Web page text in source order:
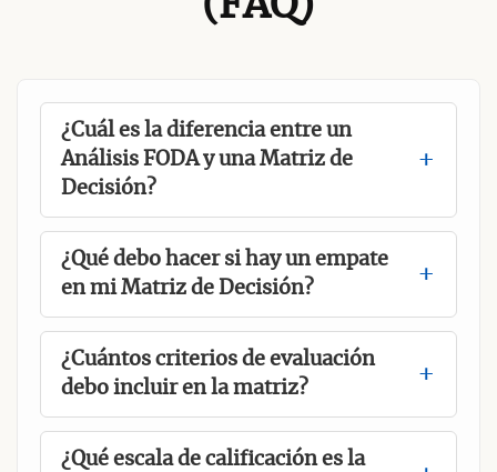
¿Cuál es la diferencia entre un
Análisis FODA y una Matriz de
Decisión?
¿Qué debo hacer si hay un empate
en mi Matriz de Decisión?
¿Cuántos criterios de evaluación
debo incluir en la matriz?
¿Qué escala de calificación es la